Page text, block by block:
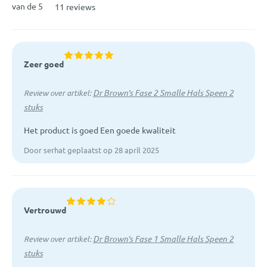
van de 5 11 reviews
Zeer goed
Review over artikel:Dr Brown's Fase 2 Smalle Hals Speen 2
stuks
Het product is goed Een goede kwaliteit
Door serhat geplaatst op 28 april 2025
Vertrouwd
Review over artikel:Dr Brown's Fase 1 Smalle Hals Speen 2
stuks